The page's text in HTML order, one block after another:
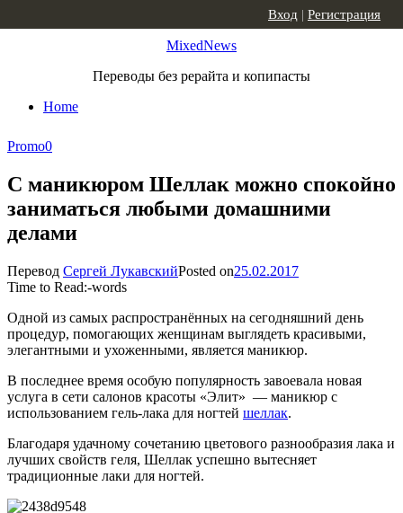
MixedNews
Переводы без рерайта и копипасты
Home
Вход | Регистрация
Promo0
С маникюром Шеллак можно спокойно
заниматься любыми домашними
делами
Перевод Сергей ЛукавскийPosted on25.02.2017
Time to Read:-words
Одной из самых распространённых на сегодняшний день
процедур, помогающих женщинам выглядеть красивыми,
элегантными и ухоженными, является маникюр.
В последнее время особую популярность завоевала новая
услуга в сети салонов красоты «Элит» — маникюр с
использованием гель-лака для ногтей шеллак.
Благодаря удачному сочетанию цветового разнообразия лака и
лучших свойств геля, Шеллак успешно вытесняет
традиционные лаки для ногтей.